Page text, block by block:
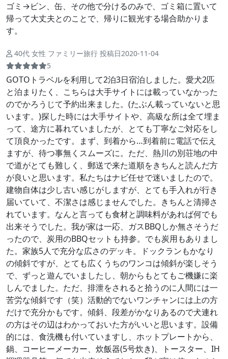
ゴミ→ビン、缶、その他で分けるのみで、ゴミ箱に置いて
帰って大丈夫とのことで、帰りに観光する場合助かりま
す。
40代 女性 ファミリー旅行 投稿日2020-11-04
5
GOTOトラベルを利用して2泊3日宿泊しました。愛犬2匹
と泊まりたく、こちらは大手サイトには載っていなかった
のでかろうじて予約出来ました。(たぶん載っていないと思
います。)探した時には大手サイトや、高級な所は全て埋ま
って、途方に暮れていましたが、とても丁寧なご対応をし
て頂良かったです。まず、到着から…到着前に電話で伝え
ますが、待つ事無くスムーズに。ただ、熱川の別荘地の中
で道がとても難しく、郵送で来た道順をきちんと読んだ方
が良いと思います。私たちはナビ任せで迷いましたので。
建物自体は少し古い感じがしますが、とても手入れが行き
届いていて、不潔さは感じませんでした。きちんと清掃さ
れています。なんと言っても食材と調味料があれば何でも
出来そうでした。我が家は一応、ガスBBQしか無さそうだ
ったので、炭用のBBQセットも持参。でも炭用もありまし
た。家族5人で充分な広さのデッキ。ドックランもかなり
の傾斜ですが、とても広くうちのワンコは傾斜が楽しそう
で、ずっと遊んでいましたし、朝からもとてもご機嫌に楽
しんでました。ただ、排泄をされると拾うのに人間には一
苦労な傾斜です（笑）活動的でないワンチャンには上の方
だけで充分かもです。傾斜、段差がかなりあるので犬連れ
の方はその辺はわかっておいた方がいいと思います。設備
的には、食洗機も付いていますし、ホットプレートから、
鍋、コーヒーメーカー、炊飯器(5号炊き)、トースター、IH